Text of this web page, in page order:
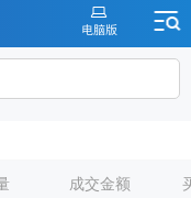
成交金额